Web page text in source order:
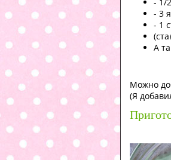
- 1/
- 3
- 1
А
Можно
(Я